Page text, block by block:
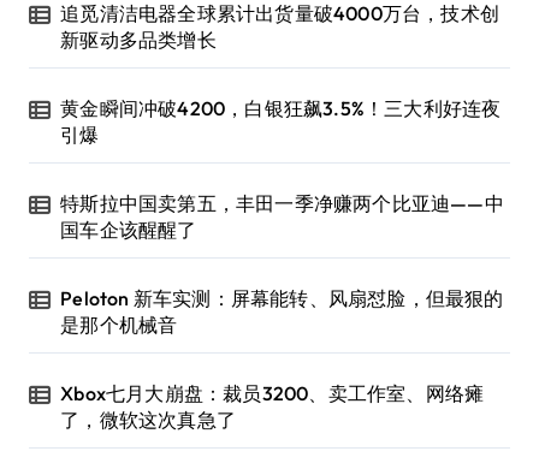
追觅清洁电器全球累计出货量破4000万台，技术创
新驱动多品类增长
黄金瞬间冲破4200，白银狂飙3.5%！三大利好连夜
引爆
特斯拉中国卖第五，丰田一季净赚两个比亚迪——中
国车企该醒醒了
Peloton 新车实测：屏幕能转、风扇怼脸，但最狠的
是那个机械音
Xbox七月大崩盘：裁员3200、卖工作室、网络瘫
了，微软这次真急了